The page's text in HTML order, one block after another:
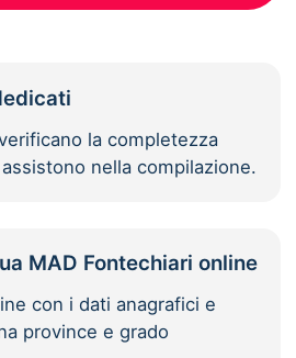
la completezza
nella compilazione.
MAD Fontechiari online
con i dati anagrafici e
province e grado